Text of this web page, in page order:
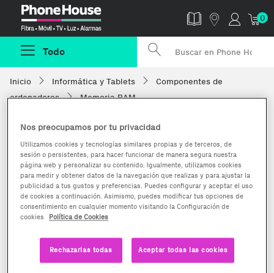
0
Todo
Inicio Informática y Tablets
Componentes de
ordenadores
Memoria RAM
Nos preocupamos por tu privacidad
Utilizamos cookies y tecnologías similares propias y de terceros, de
sesión o persistentes, para hacer funcionar de manera segura nuestra
página web y personalizar su contenido. Igualmente, utilizamos cookies
para medir y obtener datos de la navegación que realizas y para ajustar la
publicidad a tus gustos y preferencias. Puedes configurar y aceptar el uso
de cookies a continuación. Asimismo, puedes modificar tus opciones de
consentimiento en cualquier momento visitando la Configuración de
cookies
Política de Cookies
Rechazarlas todas Aceptar todas las cookies